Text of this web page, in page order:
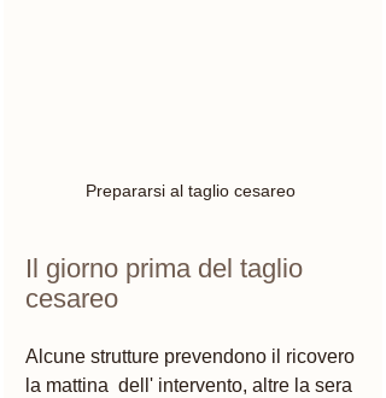
Prepararsi al taglio cesareo
Il giorno prima del taglio
cesareo
Alcune strutture prevendono il ricovero
la mattina  dell' intervento, altre la sera